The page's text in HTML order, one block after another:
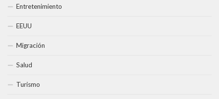
Entretenimiento
EEUU
Migración
Salud
Turismo